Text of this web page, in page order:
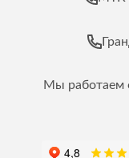
Мы работаем